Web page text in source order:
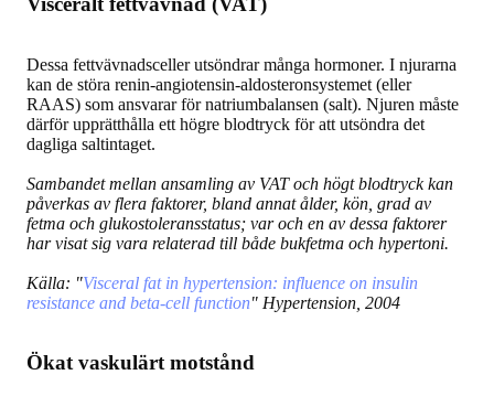
Dessa fettvävnadsceller utsöndrar många hormoner. I njurarna
kan de störa renin-angiotensin-aldosteronsystemet (eller
RAAS) som ansvarar för natriumbalansen (salt). Njuren måste
därför upprätthålla ett högre blodtryck för att utsöndra det
dagliga saltintaget.
Sambandet mellan ansamling av VAT och högt blodtryck kan
påverkas av flera faktorer, bland annat ålder, kön, grad av
fetma och glukostoleransstatus; var och en av dessa faktorer
har visat sig vara relaterad till både bukfetma och hypertoni.
Källa: "Visceral fat in hypertension: influence on insulin
resistance and beta-cell function" Hypertension, 2004
Ökat vaskulärt motstånd